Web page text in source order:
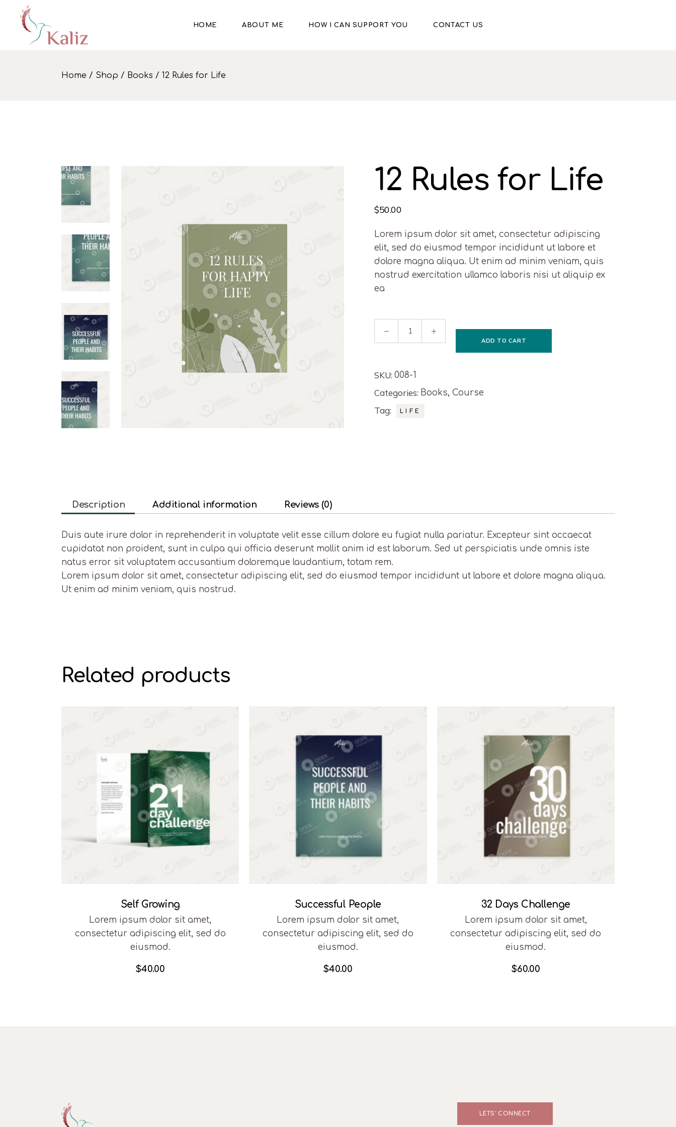
content
HOME ABOUT ME HOW I CAN SUPPORT YOU CONTACT US
Home Shop Books 12 Rules for Life
12 Rules for Life
$50.00
Lorem ipsum dolor sit amet, consectetur adipiscing
elit, sed do eiusmod tempor incididunt ut labore et
dolore magna aliqua. Ut enim ad minim veniam, quis
nostrud exercitation ullamco laboris nisi ut aliquip ex
ea
12 Rules for Life quantity
ADD TO CART
SKU: 008-1
Categories: Books,Course
Tag: LIFE
Description Additional information Reviews (0)
Duis aute irure dolor in reprehenderit in voluptate velit esse cillum dolore eu fugiat nulla pariatur. Excepteur sint occaecat
cupidatat non proident, sunt in culpa qui officia deserunt mollit anim id est laborum. Sed ut perspiciatis unde omnis iste
natus error sit voluptatem accusantium doloremque laudantium, totam rem.
Lorem ipsum dolor sit amet, consectetur adipiscing elit, sed do eiusmod tempor incididunt ut labore et dolore magna aliqua.
Ut enim ad minim veniam, quis nostrud.
Related products
Self Growing
Lorem ipsum dolor sit amet,
consectetur adipiscing elit, sed do
eiusmod.
$40.00
Successful People
Lorem ipsum dolor sit amet,
consectetur adipiscing elit, sed do
eiusmod.
$40.00
32 Days Challenge
Lorem ipsum dolor sit amet,
consectetur adipiscing elit, sed do
eiusmod.
$60.00
LETS' CONNECT